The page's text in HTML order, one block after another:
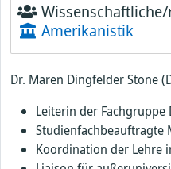
Amerikanistik
Dr. Maren Dingfelder Stone
Leiterin der Fachgruppe
Studienfachbeauftragte
Koordination der Lehre